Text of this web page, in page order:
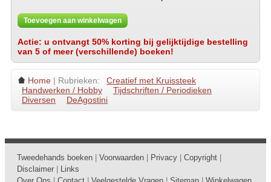
Toevoegen aan winkelwagen
Actie: u ontvangt 50% korting bij gelijktijdige bestelling
van 5 of meer (verschillende) boeken!
Home | Rubrieken:
Creatief met Kruissteek
Handwerken / Hobby
Tijdschriften / Periodieken
Diversen
DeAgostini
Tweedehands boeken Voorwaarden Privacy Copyright
Disclaimer
Links